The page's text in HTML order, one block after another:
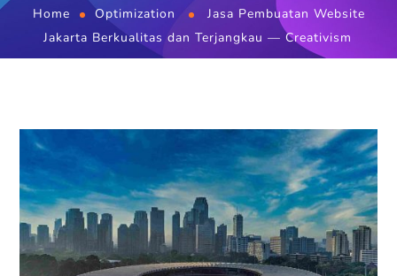
Home Optimization
Jasa Pembuatan Website
Jakarta Berkualitas dan Terjangkau — Creativism